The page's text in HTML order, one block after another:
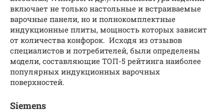
включает не только настольные и встраиваемые
варочные панели, но и полнокомплектные
индукционные плиты, мощность которых зависит
от количества конфорок. Исходя из отзывов
специалистов и потребителей, были определены
модели, составляющие ТОП-5 рейтинга наиболее
популярных индукционных варочных
поверхностей.
Siemens